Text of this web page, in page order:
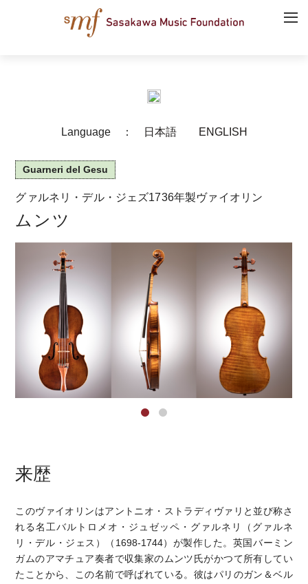
Language ： 日本語 ENGLISH
Guarneri del Gesu
グァルネリ・デル・ジェズ1736年製ヴァイオリン
ムンツ
来歴
このヴァイオリンはアントニオ・ストラディヴァリと並び称さ
れる名工バルトロメオ・ジュゼッペ・グァルネリ（グァルネ
リ・デル・ジェス）（1698-1744）が製作した。英国バーミン
ガムのアマチュア奏者で収集家のムンツ氏がかつて所有してい
たことから、この名前で呼ばれている。彼はパリのガン＆ベル